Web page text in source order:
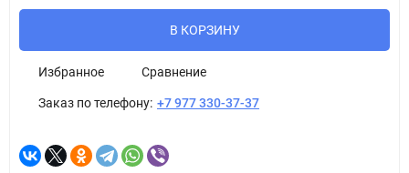
В КОРЗИНУ
Избранное Сравнение
Заказ по телефону: +7 977 330-37-37